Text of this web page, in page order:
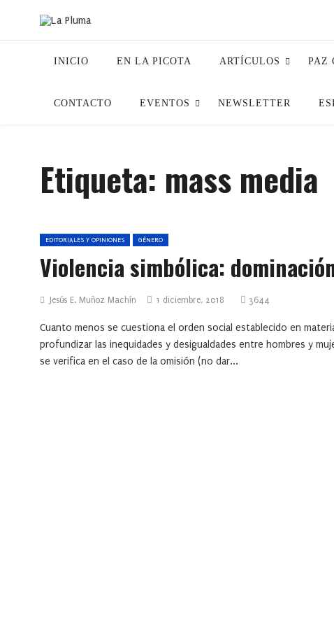
INICIO EN LA PICOTA ARTÍCULOS PAZ
CONTACTO EVENTOS NEWSLETTER
Etiqueta: mass media
EDITORIALES Y OPINIONES GÉNERO
Violencia simbólica:
Jesús E. Muñoz Machín 1 diciembre, 2018 3644
Cuanto menos se cuestiona el orden social establecido en
profundizar las inequidades y desigualdades entre hombres y
se verifica en el caso de la omisión (no dar...